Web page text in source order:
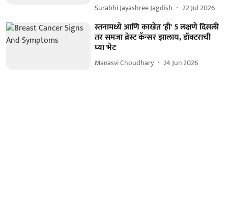
Surabhi Jayashree Jagdish 22 Jul 2026
स्तनामध्ये आणि काखेत 'ही' 5 लक्षणे दिसली
तर समजा ब्रेस्ट कॅन्सर झालाय, डॉक्टराची
घ्या भेट
Manasvi Choudhary 24 Jun 2026